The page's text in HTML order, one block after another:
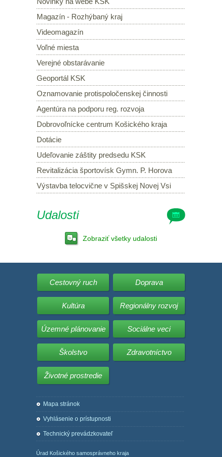
Magazín - Rozhýbaný kraj
Videomagazín
Voľné miesta
Verejné obstarávanie
Geoportál KSK
Oznamovanie protispoločenskej činnosti
Agentúra na podporu reg. rozvoja
Dobrovoľnícke centrum Košického kraja
Dotácie
Udeľovanie záštity predsedu KSK
Revitalizácia športovísk Gymn. P. Horova
Výstavba telocvične v Spišskej Novej Vsi
Udalosti
Zobraziť všetky udalosti
Cestovný ruch Doprava
Kultúra Regionálny rozvoj
Územné plánovanie Sociálne veci
Školstvo Zdravotníctvo
Životné prostredie
Mapa stránok
Vyhlásenie o prístupnosti
Technický prevádzkovateľ
Úrad Košického samosprávneho kraja